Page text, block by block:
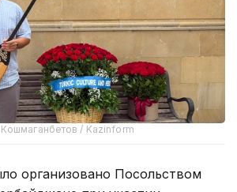
/ Kazinform
организовано Посольством